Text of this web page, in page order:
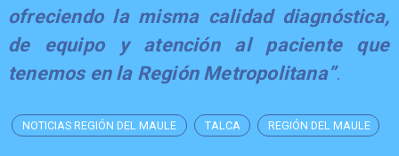
ofreciendo la misma calidad diagnóstica,
de equipo y atención al paciente que
tenemos en la Región Metropolitana”.
NOTICIAS REGIÓN DEL MAULE TALCA REGIÓN DEL MAULE